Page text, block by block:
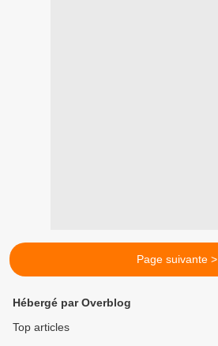
Page suivante >
Hébergé par Overblog
Top articles